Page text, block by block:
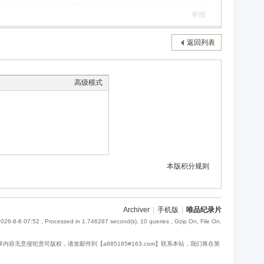
举报
返回列表
高级模式
本版积分规则
Archiver 手机版 唯品纪录片
8-8 07:52 , Processed in 1.746287 second(s), 10 queries , Gzip On, File On.
容无意侵犯贵司版权，请发邮件到【a885185#163.com】联系本站，我们将在第